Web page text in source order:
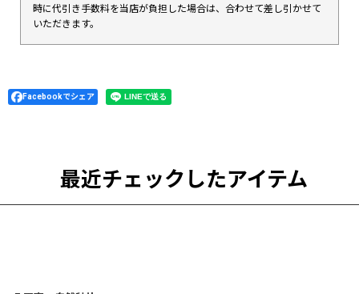
時に代引き手数料を当店が負担した場合は、合わせて差し引かせて
いただきます。
Facebookでシェア
最近チェックしたアイテム